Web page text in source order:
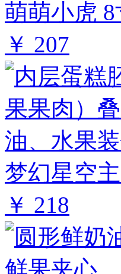
萌萌小虎 8
￥ 207
梦幻星空
￥ 218